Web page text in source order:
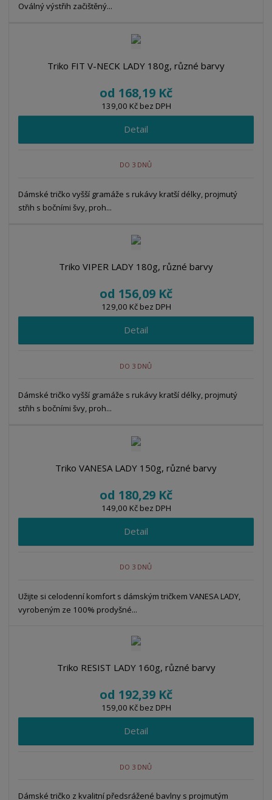
Oválný výstřih začištěný...
Triko FIT V-NECK LADY 180g, různé barvy
od 168,19 Kč
139,00 Kč bez DPH
Detail
DO 3 DNŮ
Dámské tričko vyšší gramáže s rukávy kratší délky, projmutý
střih s bočními švy, proh...
Triko VIPER LADY 180g, různé barvy
od 156,09 Kč
129,00 Kč bez DPH
Detail
DO 3 DNŮ
Dámské tričko vyšší gramáže s rukávy kratší délky, projmutý
střih s bočními švy, proh...
Triko VANESA LADY 150g, různé barvy
od 180,29 Kč
149,00 Kč bez DPH
Detail
DO 3 DNŮ
Užijte si celodenní komfort s dámským tričkem VANESA LADY,
vyrobeným ze 100% prodyšné...
Triko RESIST LADY 160g, různé barvy
od 192,39 Kč
159,00 Kč bez DPH
Detail
DO 3 DNŮ
Dámské tričko z kvalitní předsrážené bavlny s projmutým